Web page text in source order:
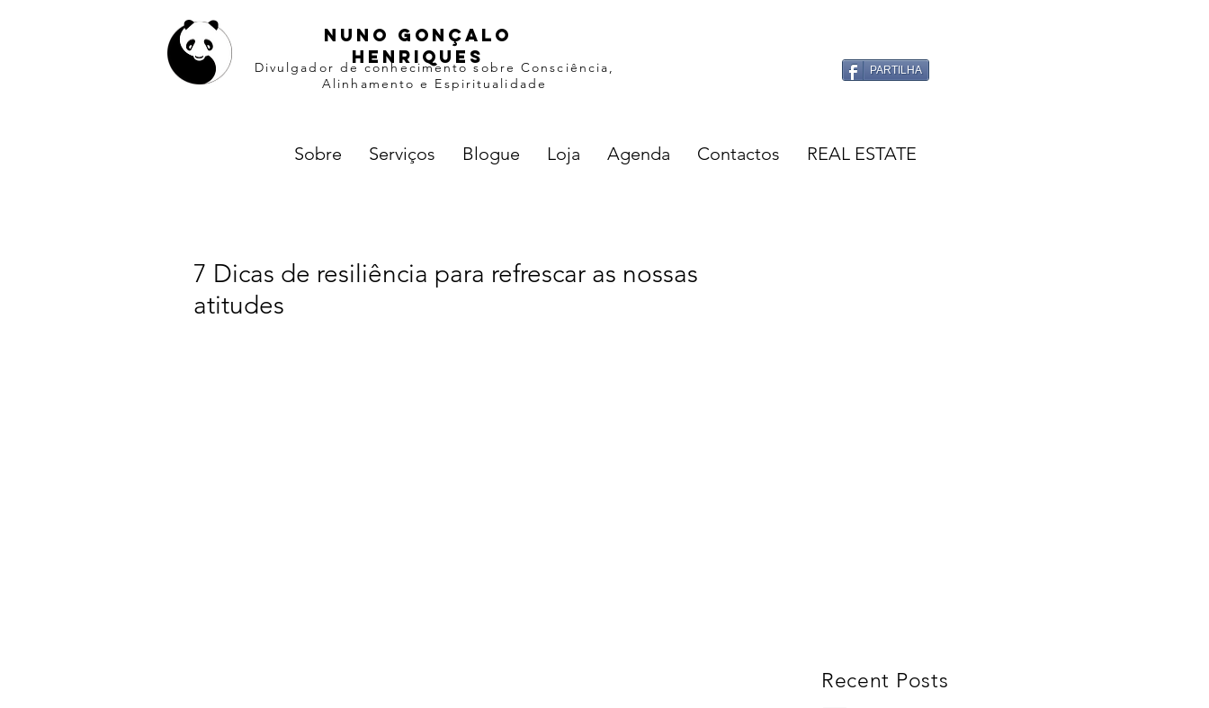
Nuno gonçalo
henriques
Divulgador de conhecimento sobre Consciência,
Alinhamento e Espiritualidade
PARTILHA
Sobre Serviços Blogue Loja Agenda Contactos REAL ESTATE
Recent Posts
7 Dicas de resiliência para refrescar as nossas
atitudes